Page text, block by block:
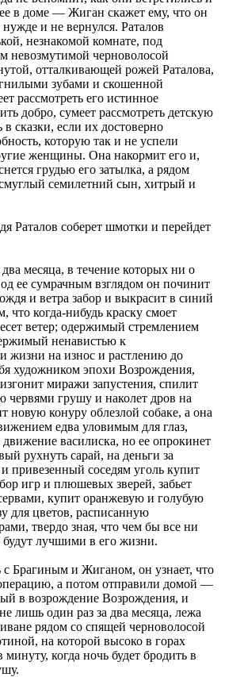
в доме — Жиган скажет ему, что он
и не вернулся. Раталов
незнакомой комнате, под
невозмутимой черноволосой
отталкивающей рожей Раталова,
зубами и скошенной
рассмотреть его истинное
добро, сумеет рассмотреть детскую
в сказки, если их достоверно
которую так и не успели
женщины. Она накормит его и,
грудью его затылка, а рядом
смуглый семилетний сын, хитрый и
Раталов соберет шмотки и перейдет
месяца, в течение которых ни о
ее сумрачным взглядом он починит
и ветра забор и выкрасит в синий
что когда-нибудь краску смоет
ветер; одержимый стремлением
ненавистью к
жизни на износ и растлению до
художником эпохи Возрождения,
миражи запустения, спилит
червями грушу и наколет дров на
новую конуру облезлой собаке, а она
едва уловимым для глаз,
движение василиска, но ее опрокинет
рухнуть сарай, на деньги за
привезенный соседям уголь купит
игр и плюшевых зверей, забьет
купит оранжевую и голубую
для цветов, расписанную
твердо зная, что чем бы все ни
будут лучшими в его жизни.
с Брагиным и Жиганом, он узнает, что
а потом отправили домой —
в возрождение Возрождения, и
лишь один раз за два месяца, лежа
рядом со спящей черноволосой
на которой высоко в горах
минуту, когда ночь будет бродить в